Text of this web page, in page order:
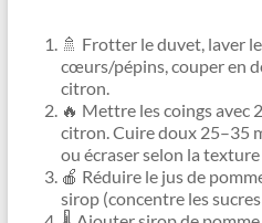
🚿 Frotter le duvet, laver
cœurs/pépins, couper en
citron.
🔥 Mettre les coings avec
citron. Cuire doux 25–35
ou écraser selon la
🍎 Réduire le jus de
sirop (concentre les